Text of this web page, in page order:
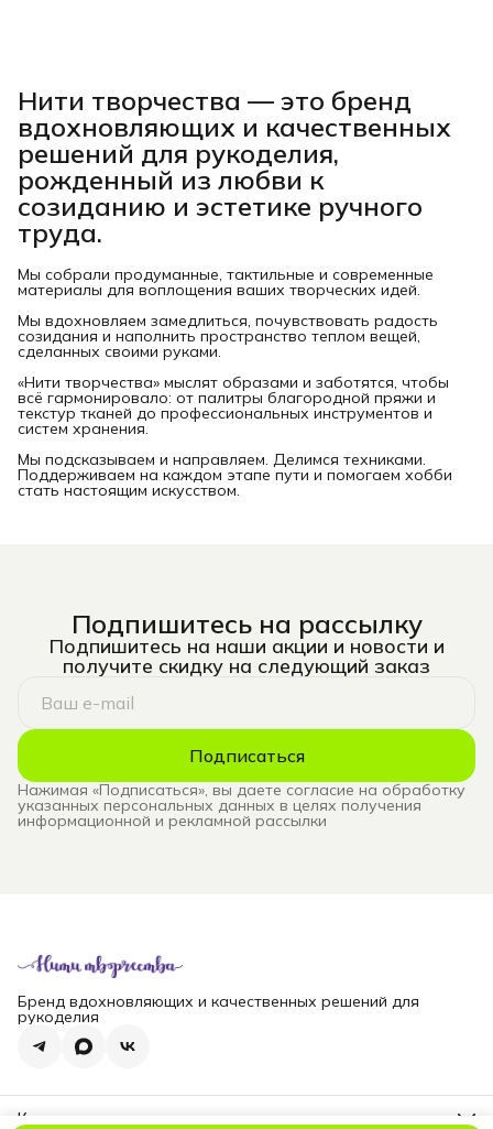
Нити творчества — это бренд
вдохновляющих и качественных
решений для рукоделия,
рожденный из любви к
созиданию и эстетике ручного
труда.
Мы собрали продуманные, тактильные и современные
материалы для воплощения ваших творческих идей.
Мы вдохновляем замедлиться, почувствовать радость
созидания и наполнить пространство теплом вещей,
сделанных своими руками.
«Нити творчества» мыслят образами и заботятся, чтобы
всё гармонировало: от палитры благородной пряжи и
текстур тканей до профессиональных инструментов и
систем хранения.
Мы подсказываем и направляем. Делимся техниками.
Поддерживаем на каждом этапе пути и помогаем хобби
стать настоящим искусством.
Подпишитесь на рассылку
Подпишитесь на наши акции и новости и
получите скидку на следующий заказ
Подписаться
Нажимая «Подписаться», вы даете согласие на обработку
указанных персональных данных в целях получения
информационной и рекламной рассылки
Бренд вдохновляющих и качественных решений для
рукоделия
Контакты